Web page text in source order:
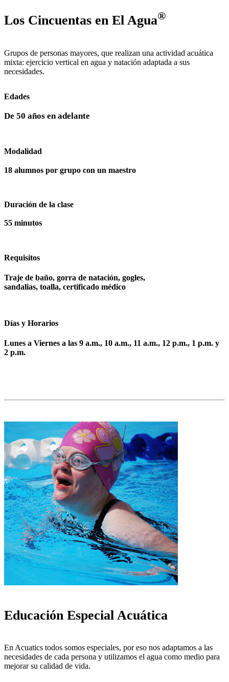
Los Cincuentas en El Agua®
Grupos de personas mayores, que realizan una actividad acuática
mixta: ejercicio vertical en agua y natación adaptada a sus
necesidades.
Edades
De 50 años en adelante
Modalidad
18 alumnos por grupo con un maestro
Duración de la clase
55 minutos
Requisitos
Traje de baño, gorra de natación, gogles,
sandalias, toalla, certificado médico
Días y Horarios
Lunes a Viernes a las 9 a.m., 10 a.m., 11 a.m., 12 p.m., 1 p.m. y
2 p.m.
Educación Especial Acuática
En Acuatics todos somos especiales, por eso nos adaptamos a las
necesidades de cada persona y utilizamos el agua como medio para
mejorar su calidad de vida.